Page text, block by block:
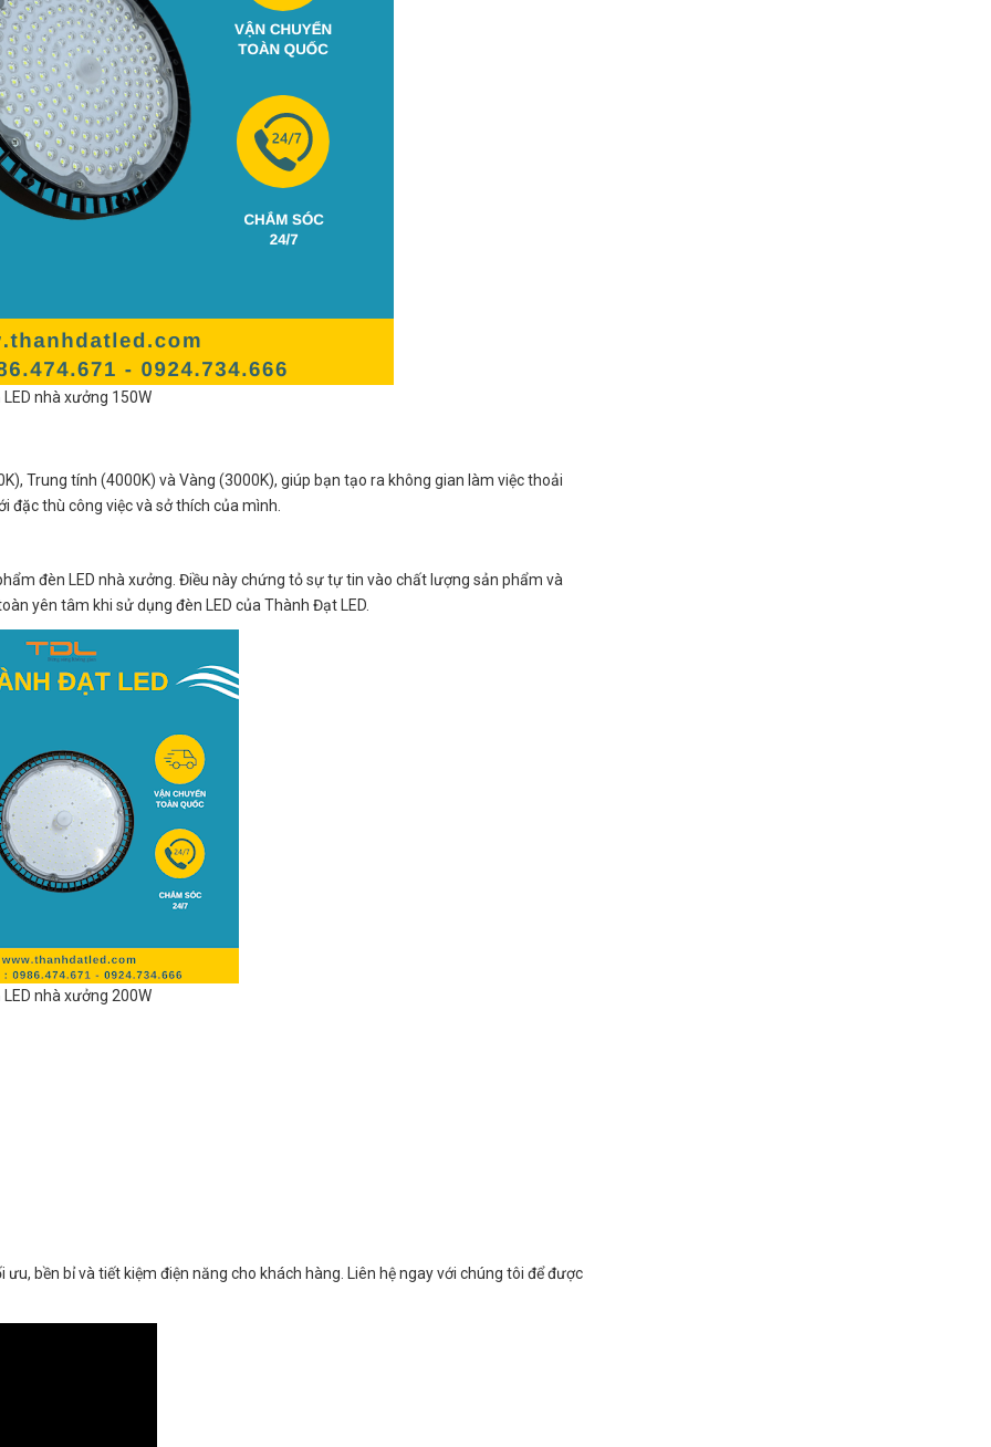
nhà xưởng 150W
Trung tính (4000K) và Vàng (3000K), giúp bạn tạo ra không gian làm việc thoải
đặc thù công việc và sở thích của mình.
đèn LED nhà xưởng. Điều này chứng tỏ sự tự tin vào chất lượng sản phẩm và
yên tâm khi sử dụng đèn LED của Thành Đạt LED.
nhà xưởng 200W
bền bỉ và tiết kiệm điện năng cho khách hàng. Liên hệ ngay với chúng tôi để được